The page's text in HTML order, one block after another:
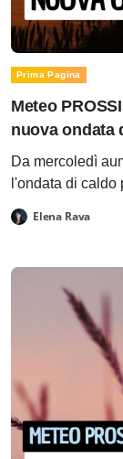
Prima Pagina
Meteo
nuova ondata
Da mercoledì
l'ondata di
Elena Rava